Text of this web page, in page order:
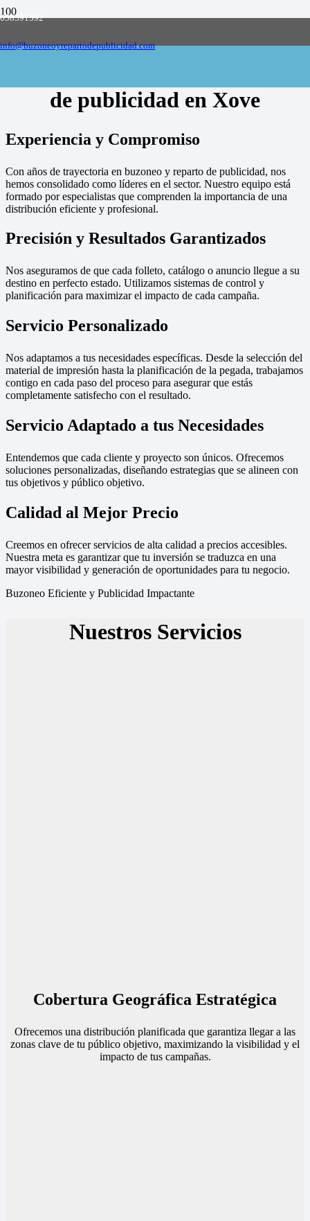
658591592
info@buzoneoyrepartodepublicidad.com
Empresa de buzoneo y reparto de publicidad
de publicidad en Xove
Experiencia y Compromiso
Con años de trayectoria en buzoneo y reparto de publicidad, nos
hemos consolidado como líderes en el sector. Nuestro equipo está
formado por especialistas que comprenden la importancia de una
distribución eficiente y profesional.
Precisión y Resultados Garantizados
Nos aseguramos de que cada folleto, catálogo o anuncio llegue a su
destino en perfecto estado. Utilizamos sistemas de control y
planificación para maximizar el impacto de cada campaña.
Servicio Personalizado
Nos adaptamos a tus necesidades específicas. Desde la selección del
material de impresión hasta la planificación de la pegada, trabajamos
contigo en cada paso del proceso para asegurar que estás
completamente satisfecho con el resultado.
Servicio Adaptado a tus Necesidades
Entendemos que cada cliente y proyecto son únicos. Ofrecemos
soluciones personalizadas, diseñando estrategias que se alineen con
tus objetivos y público objetivo.
Calidad al Mejor Precio
Creemos en ofrecer servicios de alta calidad a precios accesibles.
Nuestra meta es garantizar que tu inversión se traduzca en una
mayor visibilidad y generación de oportunidades para tu negocio.
Buzoneo Eficiente y Publicidad Impactante
Nuestros Servicios
Cobertura Geográfica Estratégica
Ofrecemos una distribución planificada que garantiza llegar a las
zonas clave de tu público objetivo, maximizando la visibilidad y el
impacto de tus campañas.